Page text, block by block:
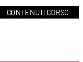
CONTENUTI CORSO